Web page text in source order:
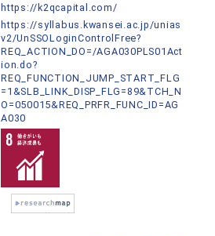
https://k2qcapital.com/
https://syllabus.kwansei.ac.jp/unias
v2/UnSSOLoginControlFree?
REQ_ACTION_DO=/AGA030PLS01Act
ion.do?
REQ_FUNCTION_JUMP_START_FLG
=1&SLB_LINK_DISP_FLG=89&TCH_N
O=050015&REQ_PRFR_FUNC_ID=AG
A030